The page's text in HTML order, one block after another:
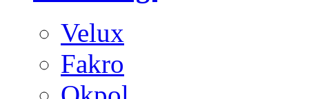
Velux
Fakro